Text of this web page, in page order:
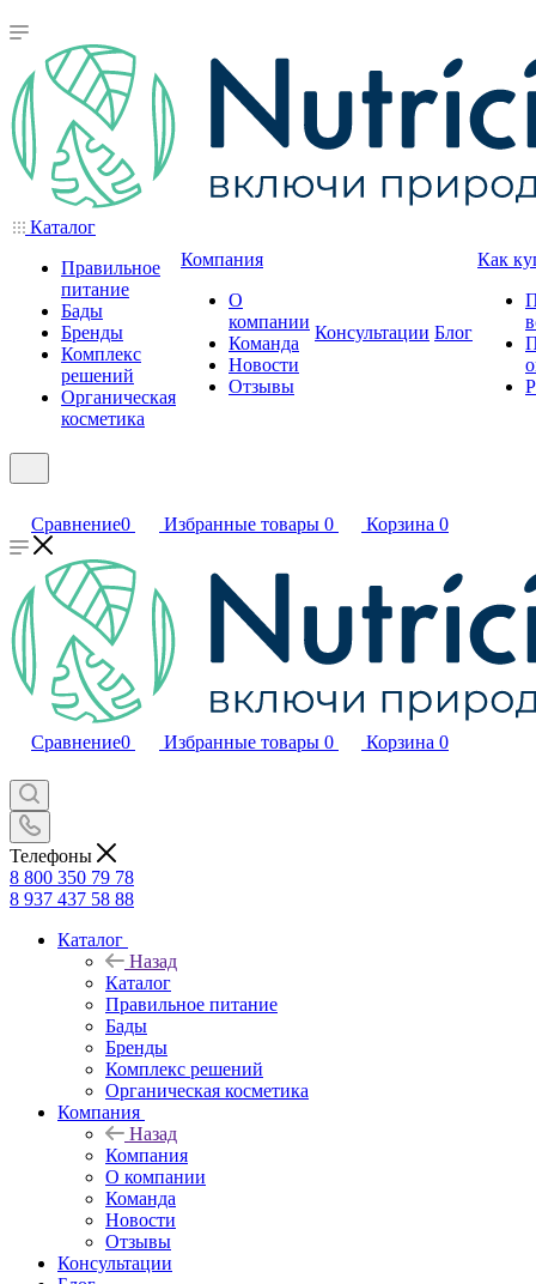
Каталог
Правильное
питание
Бады
Бренды
Комплекс
решений
Органическая
косметика
Компания
О
компании
Команда
Новости
Отзывы
Консультации Блог
Как
Сравнение0 Избранные товары 0 Корзина 0
Сравнение0 Избранные товары 0 Корзина 0
Телефоны
8 800 350 79 78
8 937 437 58 88
Каталог
Назад
Каталог
Правильное питание
Бады
Бренды
Комплекс решений
Органическая косметика
Компания
Назад
Компания
О компании
Команда
Новости
Отзывы
Консультации